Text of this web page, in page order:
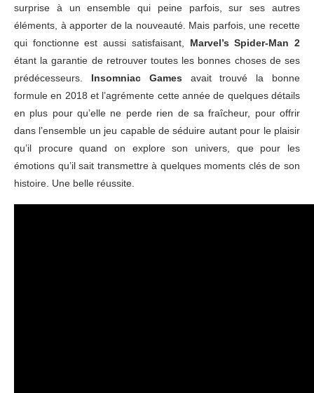
surprise à un ensemble qui peine parfois, sur ses autres
éléments, à apporter de la nouveauté. Mais parfois, une recette
qui fonctionne est aussi satisfaisant, Marvel’s Spider-Man 2
étant la garantie de retrouver toutes les bonnes choses de ses
prédécesseurs. Insomniac Games avait trouvé la bonne
formule en 2018 et l’agrémente cette année de quelques détails
en plus pour qu’elle ne perde rien de sa fraîcheur, pour offrir
dans l’ensemble un jeu capable de séduire autant pour le plaisir
qu’il procure quand on explore son univers, que pour les
émotions qu’il sait transmettre à quelques moments clés de son
histoire. Une belle réussite.